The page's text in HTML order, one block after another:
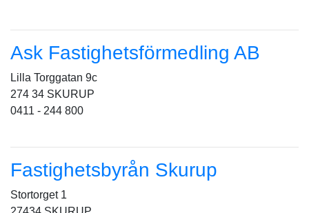
Ask Fastighetsförmedling AB
Lilla Torggatan 9c
274 34 SKURUP
0411 - 244 800
Fastighetsbyrån Skurup
Stortorget 1